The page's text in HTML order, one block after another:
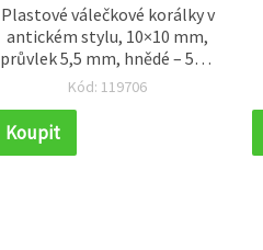
Plastové válečkové korálky v
antickém stylu, 10×10 mm,
průvlek 5,5 mm, hnědé – 50 g
(cca 110 ks)
Kód: 119706
Koupit